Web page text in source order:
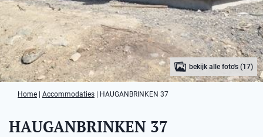
bekijk alle foto's (17)
Home Accommodaties HAUGANBRINKEN 37
HAUGANBRINKEN 37